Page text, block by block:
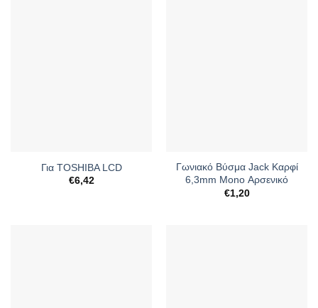
Για TOSHIBA LCD
€6,42
Γωνιακό Βύσμα Jack Καρφί
6,3mm Μono Αρσενικό
€1,20